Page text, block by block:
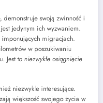
swoją zwinność i
jedynym ich wyzwaniem.
migracjach.
w poszukiwaniu
Jest to niezwykłe osiągnięcie
niezwykle interesujące.
większość swojego życia w